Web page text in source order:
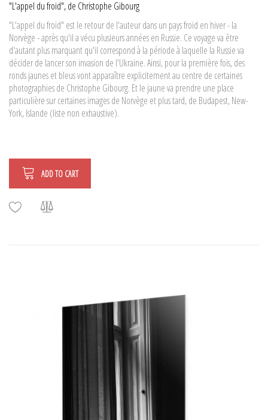
"L'appel du froid", de Christophe Gibourg
"L'appel du froid" est le retour de l'auteur dans un pays froid en hiver - la
Norvège - après qu'il a vécu plusieurs années en Russie. Ce voyage va être
d'autant plus marquant qu'il correspond à la période à laquelle la Russie va
décider de lancer son invasion de l'Ukraine. Ainsi, pour la première fois, des
ronds jaunes et bleus vont apparaître explicitement au centre de certaines
photographies de Christophe Gibourg. Et le jaune va prendre une place
particulière sur certaines images de Norvège et plus tard, de Budapest, New-
York, Islande (liste non exhaustive).
ADD TO CART